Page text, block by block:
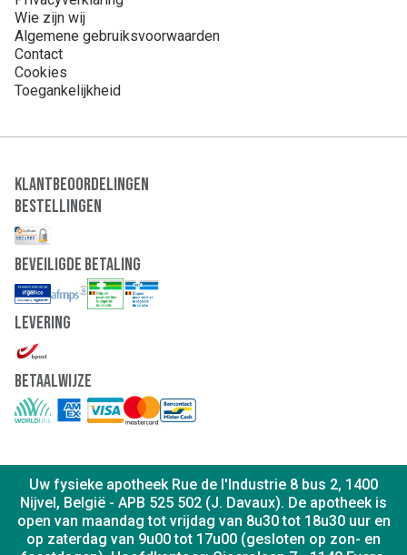
Wie zijn wij
Algemene gebruiksvoorwaarden
Contact
Cookies
Toegankelijkheid
Klantbeoordelingen
Bestellingen
Beveiligde Betaling
Levering
Betaalwijze
Uw fysieke apotheek Rue de l'Industrie 8 bus 2, 1400
Nijvel, België - APB 525 502 (J. Davaux). De apotheek is
open van maandag tot vrijdag van 8u30 tot 18u30 uur en
op zaterdag van 9u00 tot 17u00 (gesloten op zon- en